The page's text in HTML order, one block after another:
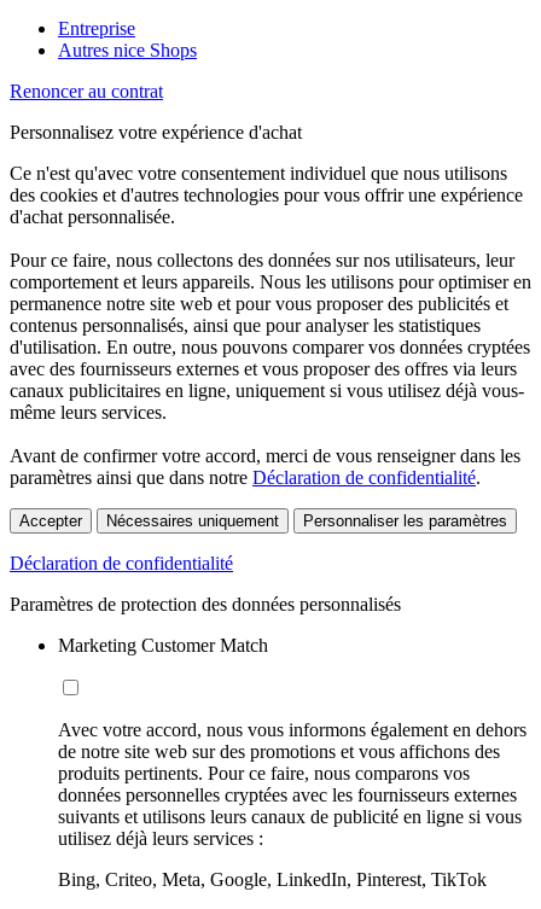
Entreprise
Autres nice Shops
Renoncer au contrat
Personnalisez votre expérience d'achat
Ce n'est qu'avec votre consentement individuel que nous utilisons
des cookies et d'autres technologies pour vous offrir une expérience
d'achat personnalisée.
Pour ce faire, nous collectons des données sur nos utilisateurs, leur
comportement et leurs appareils. Nous les utilisons pour optimiser en
permanence notre site web et pour vous proposer des publicités et
contenus personnalisés, ainsi que pour analyser les statistiques
d'utilisation. En outre, nous pouvons comparer vos données cryptées
avec des fournisseurs externes et vous proposer des offres via leurs
canaux publicitaires en ligne, uniquement si vous utilisez déjà vous-
même leurs services.
Avant de confirmer votre accord, merci de vous renseigner dans les
paramètres ainsi que dans notre Déclaration de confidentialité.
Accepter Nécessaires uniquement Personnaliser les paramètres
Déclaration de confidentialité
Paramètres de protection des données personnalisés
Marketing Customer Match
Avec votre accord, nous vous informons également en dehors
de notre site web sur des promotions et vous affichons des
produits pertinents. Pour ce faire, nous comparons vos
données personnelles cryptées avec les fournisseurs externes
suivants et utilisons leurs canaux de publicité en ligne si vous
utilisez déjà leurs services :
Bing, Criteo, Meta, Google, LinkedIn, Pinterest, TikTok